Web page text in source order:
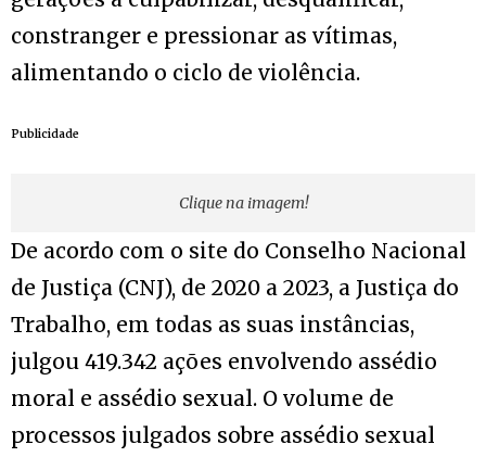
constranger e pressionar as vítimas,
alimentando o ciclo de violência.
Publicidade
Clique na imagem!
De acordo com o site do Conselho Nacional
de Justiça (CNJ), de 2020 a 2023, a Justiça do
Trabalho, em todas as suas instâncias,
julgou 419.342 ações envolvendo assédio
moral e assédio sexual. O volume de
processos julgados sobre assédio sexual